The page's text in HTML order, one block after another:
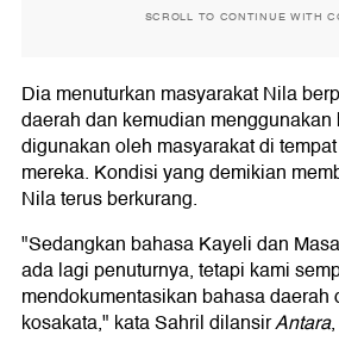
SCROLL TO CONTINUE WITH
Dia menuturkan masyarakat Nila
daerah dan kemudian menggunakan
digunakan oleh masyarakat di
mereka. Kondisi yang demikian
Nila terus berkurang.
"Sedangkan bahasa Kayeli dan
ada lagi penuturnya, tetapi kami
mendokumentasikan bahasa daerah
kosakata," kata Sahril dilansirAntara